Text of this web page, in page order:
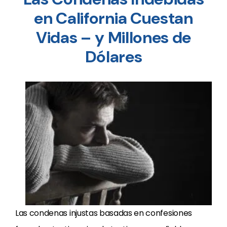
en California Cuestan
Vidas – y Millones de
Dólares
Las condenas injustas basadas en confesiones